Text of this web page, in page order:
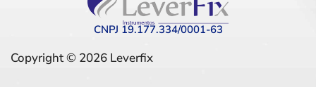
CNPJ 19.177.334/0001-63
Copyright © 2026 Leverfix